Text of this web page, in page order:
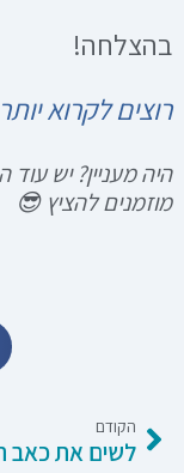
בהצלחה!
רוצים לקרוא
היה מעניין? יש עוד
מוזמנים להציץ 😎
קודם
הקודם